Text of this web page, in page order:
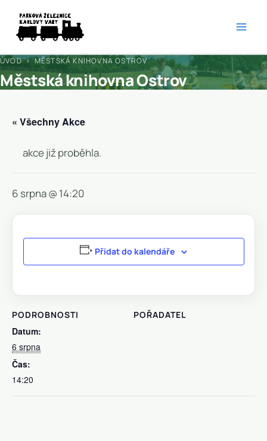
obsah
ÚVOD› MĚSTSKÁ KNIHOVNA OSTROV
Městská knihovna Ostrov
« Všechny Akce
akce již proběhla.
6 srpna @ 14:20
Přidat do kalendáře
PODROBNOSTI
Datum:
6 srpna
Čas:
14:20
POŘADATEL